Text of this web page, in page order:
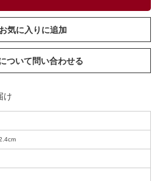
お気に入りに追加
ついて問い合わせる
け